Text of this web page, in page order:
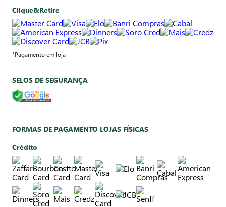
Clique&Retire
*Pagamento em loja
SELOS DE SEGURANÇA
FORMAS DE PAGAMENTO LOJAS FÍSICAS
Crédito